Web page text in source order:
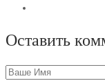
Оставить